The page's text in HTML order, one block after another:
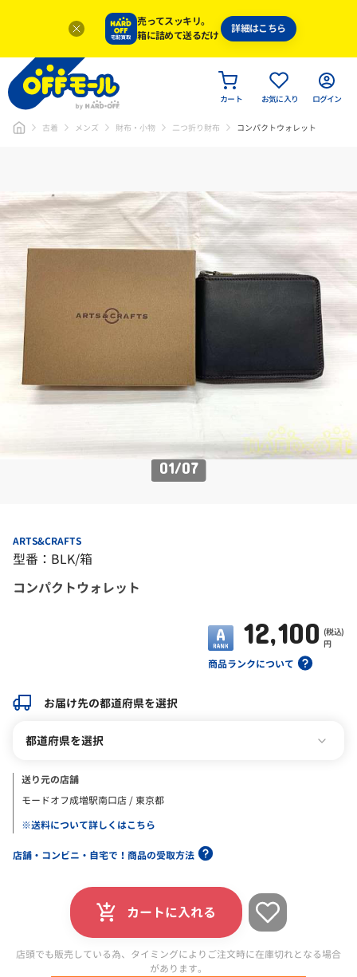
売ってスッキリ。
箱に詰めて送るだけ
詳細はこちら
カート お気に入り ログイン
古着 メンズ 財布・小物 二つ折り財布 コンパクトウォレット
01/07
ARTS&CRAFTS
型番：BLK/箱
コンパクトウォレット
商品ランクについて
12,100 (税込)
円
お届け先の都道府県を選択
都道府県を選択
送り元の店舗
モードオフ成増駅南口店 / 東京都
※送料について詳しくはこちら
店舗・コンビニ・自宅で！商品の受取方法
カートに入れる
店頭でも販売している為、タイミングによりご注文時に在庫切れとなる場合
があります。